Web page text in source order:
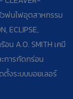
หัวพ่นไฟอุตสาหกรรม
ECLIPSE,
อน A.O. SMITH เคมี
การกัดกร่อน
ตั้งระบบบอยเลอร์